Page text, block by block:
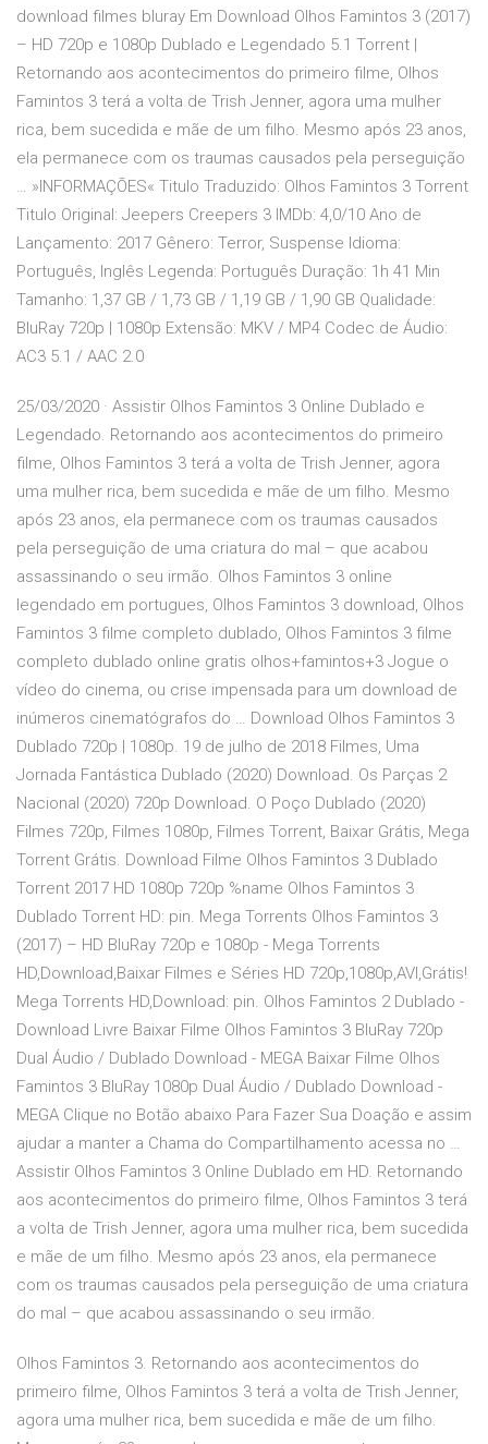
download filmes bluray Em Download Olhos Famintos 3 (2017)
– HD 720p e 1080p Dublado e Legendado 5.1 Torrent |
Retornando aos acontecimentos do primeiro filme, Olhos
Famintos 3 terá a volta de Trish Jenner, agora uma mulher
rica, bem sucedida e mãe de um filho. Mesmo após 23 anos,
ela permanece com os traumas causados pela perseguição
… »INFORMAÇÕES« Titulo Traduzido: Olhos Famintos 3 Torrent
Titulo Original: Jeepers Creepers 3 IMDb: 4,0/10 Ano de
Lançamento: 2017 Gênero: Terror, Suspense Idioma:
Português, Inglês Legenda: Português Duração: 1h 41 Min
Tamanho: 1,37 GB / 1,73 GB / 1,19 GB / 1,90 GB Qualidade:
BluRay 720p | 1080p Extensão: MKV / MP4 Codec de Áudio:
AC3 5.1 / AAC 2.0
25/03/2020 · Assistir Olhos Famintos 3 Online Dublado e
Legendado. Retornando aos acontecimentos do primeiro
filme, Olhos Famintos 3 terá a volta de Trish Jenner, agora
uma mulher rica, bem sucedida e mãe de um filho. Mesmo
após 23 anos, ela permanece com os traumas causados
pela perseguição de uma criatura do mal – que acabou
assassinando o seu irmão. Olhos Famintos 3 online
legendado em portugues, Olhos Famintos 3 download, Olhos
Famintos 3 filme completo dublado, Olhos Famintos 3 filme
completo dublado online gratis olhos+famintos+3 Jogue o
vídeo do cinema, ou crise impensada para um download de
inúmeros cinematógrafos do … Download Olhos Famintos 3
Dublado 720p | 1080p. 19 de julho de 2018 Filmes, Uma
Jornada Fantástica Dublado (2020) Download. Os Parças 2
Nacional (2020) 720p Download. O Poço Dublado (2020)
Filmes 720p, Filmes 1080p, Filmes Torrent, Baixar Grátis, Mega
Torrent Grátis. Download Filme Olhos Famintos 3 Dublado
Torrent 2017 HD 1080p 720p %name Olhos Famintos 3
Dublado Torrent HD: pin. Mega Torrents Olhos Famintos 3
(2017) – HD BluRay 720p e 1080p - Mega Torrents
HD,Download,Baixar Filmes e Séries HD 720p,1080p,AVI,Grátis!
Mega Torrents HD,Download: pin. Olhos Famintos 2 Dublado -
Download Livre Baixar Filme Olhos Famintos 3 BluRay 720p
Dual Áudio / Dublado Download - MEGA Baixar Filme Olhos
Famintos 3 BluRay 1080p Dual Áudio / Dublado Download -
MEGA Clique no Botão abaixo Para Fazer Sua Doação e assim
ajudar a manter a Chama do Compartilhamento acessa no …
Assistir Olhos Famintos 3 Online Dublado em HD. Retornando
aos acontecimentos do primeiro filme, Olhos Famintos 3 terá
a volta de Trish Jenner, agora uma mulher rica, bem sucedida
e mãe de um filho. Mesmo após 23 anos, ela permanece
com os traumas causados pela perseguição de uma criatura
do mal – que acabou assassinando o seu irmão.
Olhos Famintos 3. Retornando aos acontecimentos do
primeiro filme, Olhos Famintos 3 terá a volta de Trish Jenner,
agora uma mulher rica, bem sucedida e mãe de um filho.